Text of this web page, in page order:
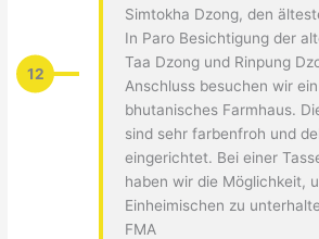
12
Simtokha Dzong, den
In Paro Besichtigung der
Taa Dzong und Rinpung
Anschluss besuchen wir
bhutanisches Farmhaus.
sind sehr farbenfroh und
eingerichtet. Bei einer
haben wir die Möglichkeit,
Einheimischen zu
FMA